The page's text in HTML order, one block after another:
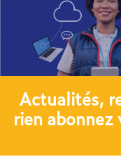
Actualités,
rien